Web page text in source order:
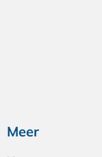
Meer